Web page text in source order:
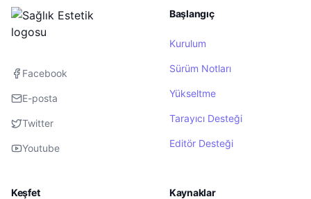
Facebook
E-posta
Twitter
Youtube
Başlangıç
Kurulum
Sürüm Notları
Yükseltme
Tarayıcı Desteği
Editör Desteği
Keşfet Kaynaklar